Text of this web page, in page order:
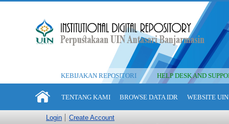
KEBIJAKAN REPOSITORI HELP DESK AND
TENTANG KAMI BROWSE DATA IDR WEBSITE
Login Create Account